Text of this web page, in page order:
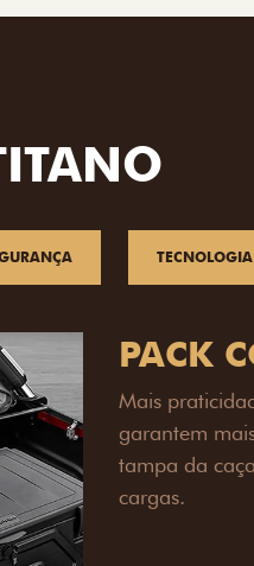
TECNOLOGIA
PACK
Prepare sua
engate de
lamas e
proteção